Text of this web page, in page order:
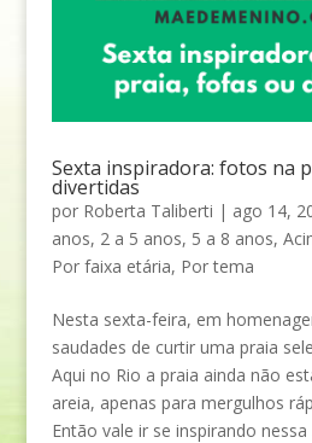
Sexta inspiradora: fotos na
divertidas
por Roberta Taliberti | ago 14,
anos, 2 a 5 anos, 5 a 8 anos,
Por faixa etária, Por tema
Nesta sexta-feira, em
saudades de curtir uma praia
Aqui no Rio a praia ainda não
areia, apenas para mergulhos
Então vale ir se inspirando